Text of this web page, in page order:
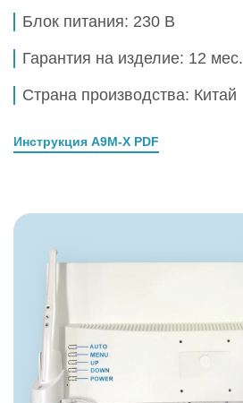
Блок питания: 230 В
Гарантия на изделие: 12 мес.
Страна производства: Китай
Инструкция A9M-X PDF